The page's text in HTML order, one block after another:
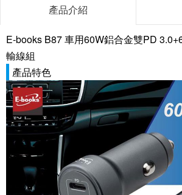
產品介紹
E-books B87 車用60W鋁合金雙PD
輸線組
產品特色